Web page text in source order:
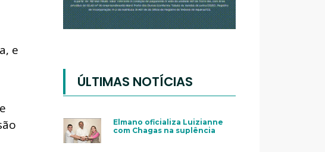
e
ÚLTIMAS NOTÍCIAS
Elmano oficializa Luizianne
com Chagas na suplência